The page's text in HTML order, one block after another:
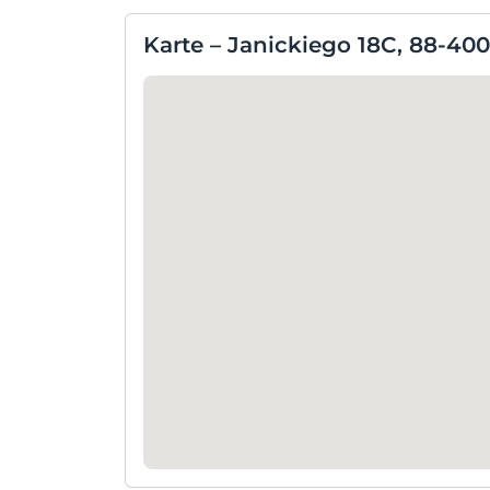
Karte – Janickiego 18C, 88-